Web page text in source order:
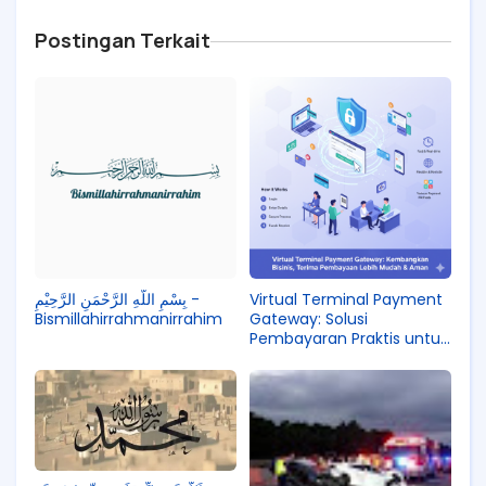
Postingan Terkait
بِسْمِ اللَّهِ الرَّحْمَنِ الرَّحِيْمِ -
Bismillahirrahmanirrahim
Virtual Terminal Payment
Gateway: Solusi
Pembayaran Praktis untuk